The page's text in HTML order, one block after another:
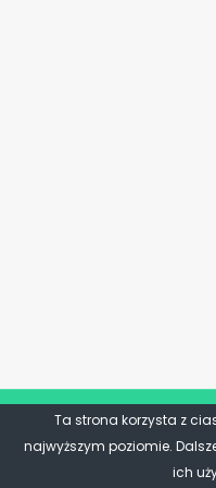
Ta strona korzysta z
najwyższym poziomie.
ich